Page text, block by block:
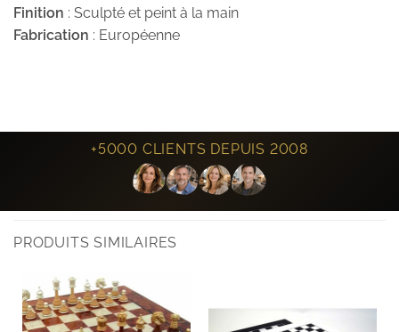
Finition : Sculpté et peint à la main
Fabrication : Européenne
+5000 CLIENTS DEPUIS 2008
PRODUITS SIMILAIRES